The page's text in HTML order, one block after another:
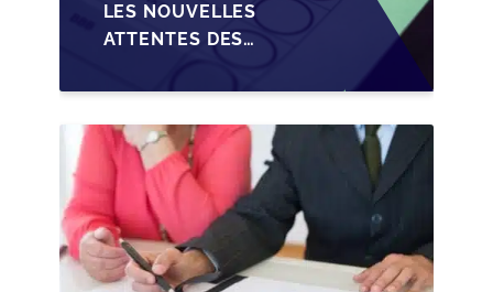
LES NOUVELLES
ATTENTES DES
TRANSMISSION DES
PME BELGES